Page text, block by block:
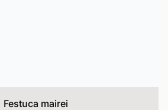
Festuca mairei